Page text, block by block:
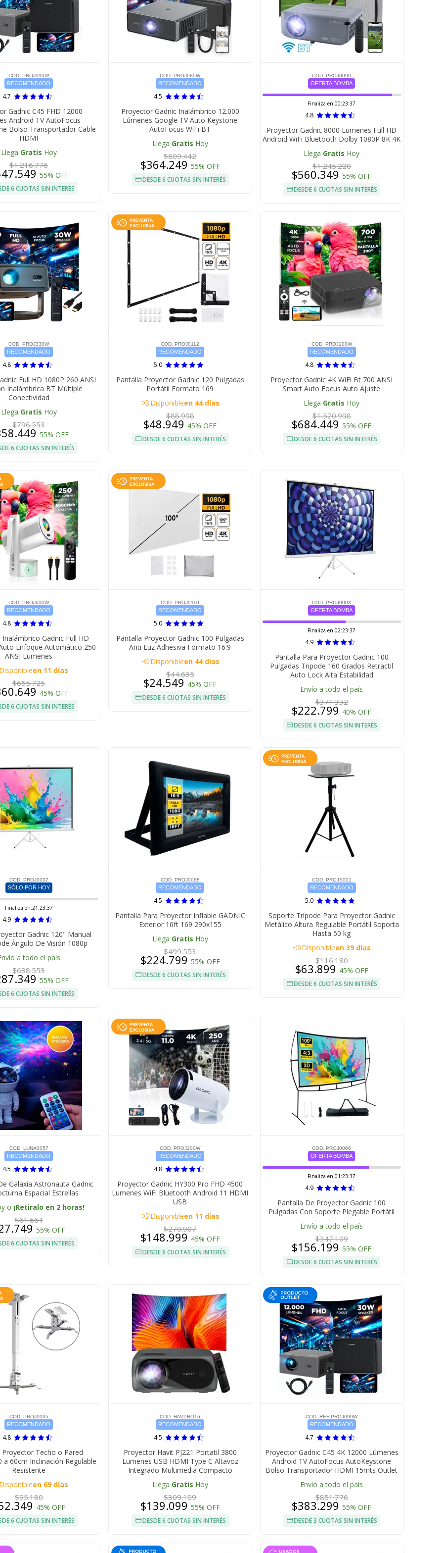
COD. PROJ090W
RECOMENDADO
4.7
Gadnic C45 FHD 12000
Android TV AutoFocus
Bolso Transportador Cable
HDMI
Llega Gratis Hoy
$1.216.776
55% OFF
6 CUOTAS SIN INTERÉS
COD. PROJ080W
RECOMENDADO
4.5
Proyector Gadnic Inalámbrico 12.000
Lúmenes Google TV Auto Keystone
AutoFocus WiFi BT
Llega Gratis Hoy
$809.442
$364.249 55% OFF
DESDE 6 CUOTAS SIN INTERÉS
COD. PROJ0090
OFERTA BOMBA
Finaliza en:00:23:36
4.8
Proyector Gadnic 8000 Lumenes Full HD
Android WiFi Bluetooth Dolby 1080P 8K 4K
Llega Gratis Hoy
$1.245.220
$560.34955% OFF
DESDE 6 CUOTAS SIN INTERÉS
COD. PROJ330W
RECOMENDADO
4.8
Full HD 1080P 260 ANSI
Inalámbrica BT Múltiple
Conectividad
Llega Gratis Hoy
$796.553
55% OFF
6 CUOTAS SIN INTERÉS
COD. PROJ0112
RECOMENDADO
5.0
Pantalla Proyector Gadnic 120 Pulgadas
Portátil Formato 169
acuteDisponibleen 44 días
$88.998
$48.949 45% OFF
DESDE 6 CUOTAS SIN INTERÉS
COD. PROJ100W
RECOMENDADO
4.8
Proyector Gadnic 4K WiFi Bt 700 ANSI
Smart Auto Focus Auto Ajuste
Llega Gratis Hoy
$1.520.998
$684.44955% OFF
DESDE 6 CUOTAS SIN INTERÉS
COD. PROJ600W
RECOMENDADO
4.8
Gadnic Full HD
Enfoque Automático 250
ANSI Lumenes
Disponibleen 11 días
$655.725
45% OFF
6 CUOTAS SIN INTERÉS
COD. PROJ0110
RECOMENDADO
5.0
Pantalla Proyector Gadnic 100 Pulgadas
Anti Luz Adhesiva Formato 16:9
acuteDisponibleen 44 días
$44.635
$24.549 45% OFF
DESDE 6 CUOTAS SIN INTERÉS
COD. PROJ0003
OFERTA BOMBA
Finaliza en:02:23:36
4.9
Pantalla Para Proyector Gadnic 100
Pulgadas Tripode 160 Grados Retractil
Auto Lock Alta Estabilidad
Envío a todo el país
$371.332
$222.799 40% OFF
DESDE 6 CUOTAS SIN INTERÉS
COD. PROJ0007
SÓLO POR HOY
Finaliza en:21:23:36
4.9
Gadnic 120" Manual
Ángulo De Visión 1080p
a todo el país
$638.553
55% OFF
6 CUOTAS SIN INTERÉS
COD. PROJ0068
RECOMENDADO
4.5
Pantalla Para Proyector Inflable GADNIC
Exterior 16ft 169 290x155
Llega Gratis Hoy
$499.553
$224.799 55% OFF
DESDE 6 CUOTAS SIN INTERÉS
COD. PROJS001
RECOMENDADO
5.0
Soporte Trípode Para Proyector Gadnic
Metálico Altura Regulable Portátil Soporta
Hasta 50 kg
acuteDisponibleen 39 días
$116.180
$63.899 45% OFF
DESDE 6 CUOTAS SIN INTERÉS
COD. LUNA0057
RECOMENDADO
4.5
Galaxia Astronauta Gadnic
Espacial Estrellas
o ¡Retiralo en 2 horas!
$61.664
55% OFF
6 CUOTAS SIN INTERÉS
COD. PROJ200W
RECOMENDADO
4.8
Proyector Gadnic HY300 Pro FHD 4500
Lumenes WiFi Bluetooth Android 11 HDMI
USB
acuteDisponibleen 11 días
$270.907
$148.999 45% OFF
DESDE 6 CUOTAS SIN INTERÉS
COD. PROJ0066
OFERTA BOMBA
Finaliza en:01:23:36
4.9
Pantalla De Proyector Gadnic 100
Pulgadas Con Soporte Plegable Portátil
Envío a todo el país
$347.109
$156.19955% OFF
DESDE 6 CUOTAS SIN INTERÉS
COD. PROJ0035
RECOMENDADO
4.8
Techo o Pared
a 60cm Inclinación Regulable
Resistente
Disponibleen 69 días
$95.180
45% OFF
6 CUOTAS SIN INTERÉS
COD. HAVPRO16
RECOMENDADO
4.5
Proyector Havit PJ221 Portatil 3800
Lumenes USB HDMI Type C Altavoz
Integrado Multimedia Compacto
Llega Gratis Hoy
$309.109
$139.099 55% OFF
DESDE 6 CUOTAS SIN INTERÉS
COD. REF-PROJ090W
RECOMENDADO
4.7
Proyector Gadnic C45 4K 12000 Lúmenes
Android TV AutoFocus AutoKeystone
Bolso Transportador HDMI 15mts Outlet
Envío a todo el país
$851.776
$383.29955% OFF
DESDE 3 CUOTAS SIN INTERÉS